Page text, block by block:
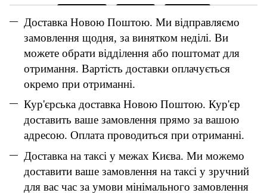
Доставка Новою Поштою. Ми відправляємо
замовлення щодня, за винятком неділі. Ви
можете обрати відділення або поштомат для
отримання. Вартість доставки оплачується
окремо при отриманні.
Кур'єрська доставка Новою Поштою. Кур'єр
доставить ваше замовлення прямо за вашою
адресою. Оплата проводиться при отриманні.
Доставка на таксі у межах Києва. Ми можемо
доставити ваше замовлення на таксі у зручний
для вас час за умови мінімального замовлення